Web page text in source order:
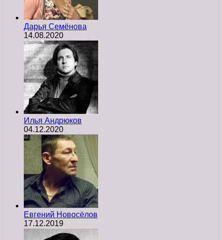
Дарья Семёнова
14.08.2020
Илья Андрюков
04.12.2020
Евгений Новосёлов
17.12.2019